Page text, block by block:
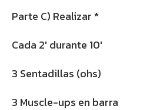
Parte C) Realizar *
Cada 2′ durante 10′
3 Sentadillas (ohs)
3 Muscle-ups en barra